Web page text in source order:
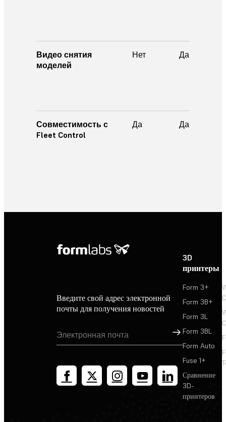
Видео снятия
моделей
Нет Да
Совместимость с
Fleet Control
Да Да
Введите свой адрес электронной
почты для получения новостей
3D
принтеры
Form 3+
Form 3B+
Form 3L
Form 3BL
Form Auto
Fuse 1+
Сравнение
3D-
принтеров